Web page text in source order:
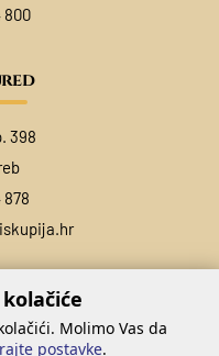
800
398
878
Molimo Vas da
postavke.